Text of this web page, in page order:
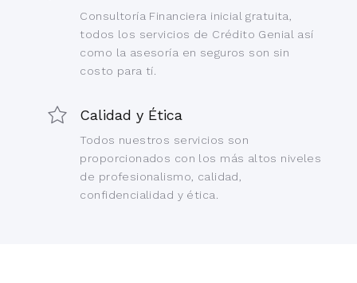
Consultoría Financiera inicial gratuita,
todos los servicios de Crédito Genial así
como la asesoría en seguros son sin
costo para tí.
Calidad y Ética
Todos nuestros servicios son
proporcionados con los más altos niveles
de profesionalismo, calidad,
confidencialidad y ética.